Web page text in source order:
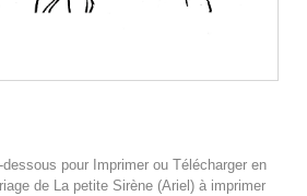
pour Imprimer ou Télécharger en
de La petite Sirène (Ariel) à imprimer